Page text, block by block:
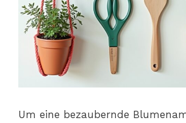
Um eine bezaubernde